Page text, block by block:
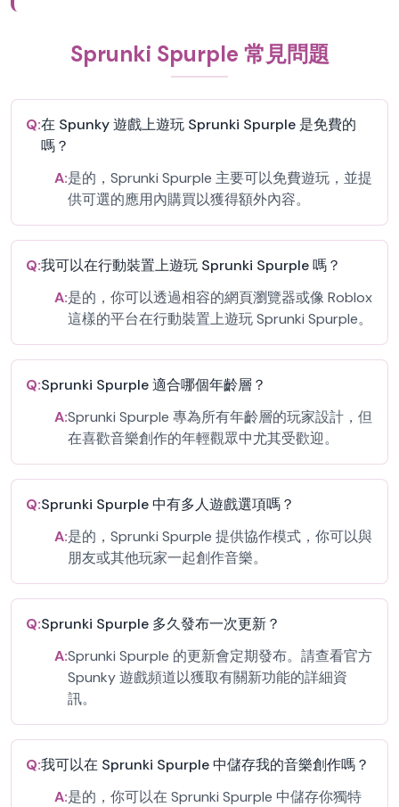
Sprunki Spurple 常見問題
Q:在 Spunky 遊戲上遊玩 Sprunki Spurple 是免費的
嗎？
A:是的，Sprunki Spurple 主要可以免費遊玩，並提
供可選的應用內購買以獲得額外內容。
Q:我可以在行動裝置上遊玩 Sprunki Spurple 嗎？
A:是的，你可以透過相容的網頁瀏覽器或像 Roblox
這樣的平台在行動裝置上遊玩 Sprunki Spurple。
Q:Sprunki Spurple 適合哪個年齡層？
A:Sprunki Spurple 專為所有年齡層的玩家設計，但
在喜歡音樂創作的年輕觀眾中尤其受歡迎。
Q:Sprunki Spurple 中有多人遊戲選項嗎？
A:是的，Sprunki Spurple 提供協作模式，你可以與
朋友或其他玩家一起創作音樂。
Q:Sprunki Spurple 多久發布一次更新？
A:Sprunki Spurple 的更新會定期發布。請查看官方
Spunky 遊戲頻道以獲取有關新功能的詳細資
訊。
Q:我可以在 Sprunki Spurple 中儲存我的音樂創作嗎？
A:是的，你可以在 Sprunki Spurple 中儲存你獨特